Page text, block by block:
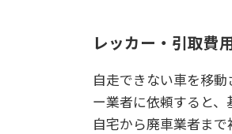
レッカー・引取費
自走できない車を移
ー業者に依頼すると、
自宅から廃車業者まで